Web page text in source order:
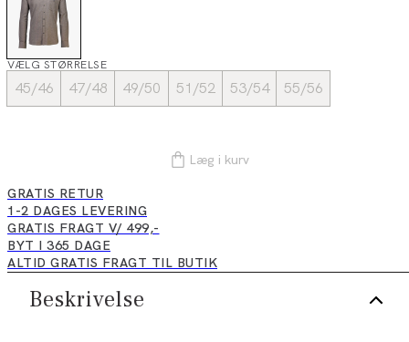
VÆLG STØRRELSE
45/46 47/48 49/50 51/52 53/54 55/56
Læg i kurv
GRATIS RETUR
1-2 DAGES LEVERING
GRATIS FRAGT V/ 499,-
BYT I 365 DAGE
ALTID GRATIS FRAGT TIL BUTIK
Beskrivelse